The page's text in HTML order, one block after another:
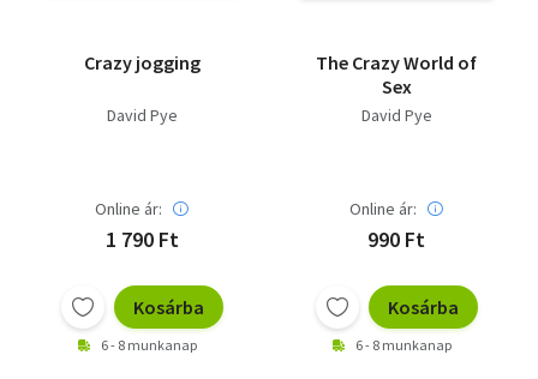
Crazy jogging
David Pye
Online ár:
1 790 Ft
Kosárba
6 - 8 munkanap
The Crazy World of
Sex
David Pye
Online ár:
990 Ft
Kosárba
6 - 8 munkanap